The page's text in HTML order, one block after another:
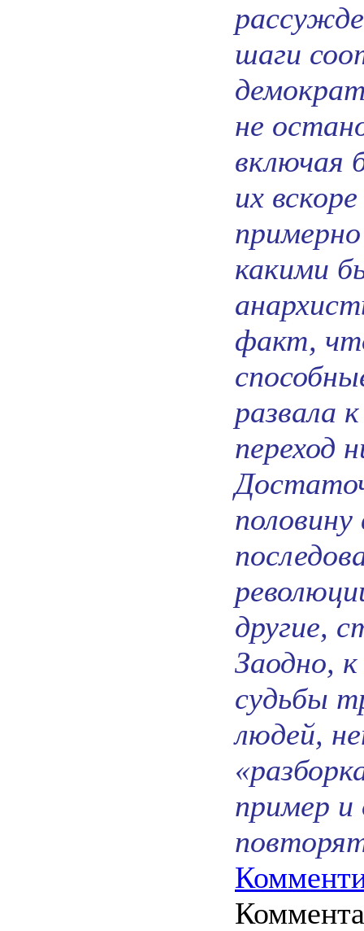
шаги
не
включая
их
какими
факт,
развала
переход
другие,
Заодно,
судьбы
людей,
пример и